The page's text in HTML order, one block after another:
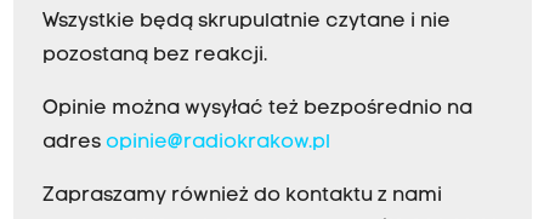
Wszystkie będą skrupulatnie czytane i nie
pozostaną bez reakcji.
Opinie można wysyłać też bezpośrednio na
adres opinie@radiokrakow.pl
Zapraszamy również do kontaktu z nami